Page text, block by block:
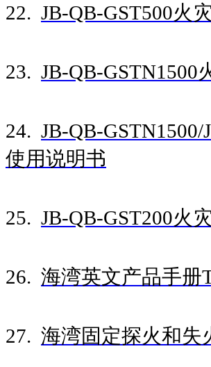
22. JB-QB-GST500火
23. JB-QB-
24. JB-QB-
使用说明书
25. JB-QB-GST200火
26. 海湾英文产品手册
27. 海湾固定探火和失